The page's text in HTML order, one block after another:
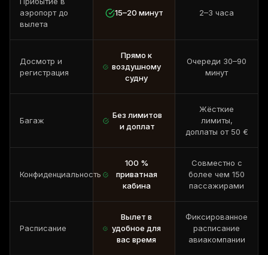
аэропорт до
вылета
15–20 минут 2–3 часа
Досмотр и
регистрация
Прямо к
воздушному
судну
Очереди 30–90
минут
Багаж
Без лимитов
и доплат
Жёсткие
лимиты,
доплаты от 50 €
Конфиденциальность
100 %
приватная
кабина
Совместно с
более чем 150
пассажирами
Расписание
Вылет в
удобное для
вас время
Фиксированное
расписание
авиакомпании